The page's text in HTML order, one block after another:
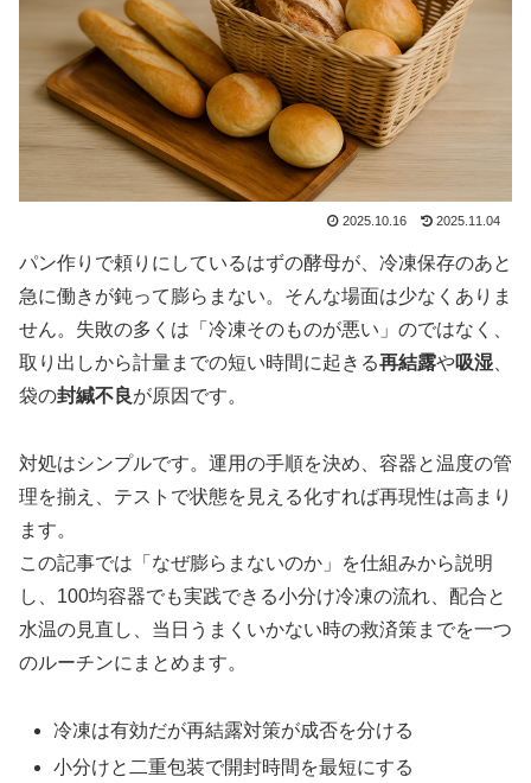
2025.10.16 2025.11.04
パン作りで頼りにしているはずの酵母が、冷凍保存のあと
急に働きが鈍って膨らまない。そんな場面は少なくありま
せん。失敗の多くは「冷凍そのものが悪い」のではなく、
取り出しから計量までの短い時間に起きる再結露や吸湿
袋の封緘不良が原因です。
対処はシンプルです。運用の手順を決め、容器と温度の管
理を揃え、テストで状態を見える化すれば再現性は高まり
ます。
この記事では「なぜ膨らまないのか」を仕組みから説明
し、100均容器でも実践できる小分け冷凍の流れ、配合と
水温の見直し、当日うまくいかない時の救済策までを一つ
のルーチンにまとめます。
冷凍は有効だが再結露対策が成否を分ける
小分けと二重包装で開封時間を最短にする